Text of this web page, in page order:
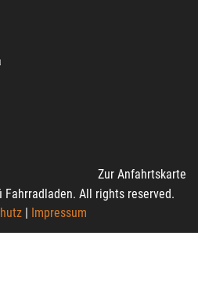
Zur Anfahrtskarte
All rights reserved.
| Impressum